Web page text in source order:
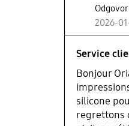
2026-
Service
Bonjour
silicone
regrettons